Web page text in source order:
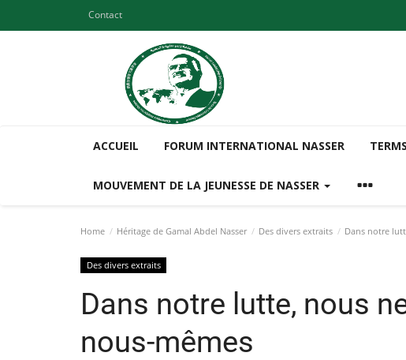
Contact
ACCUEIL FORUM INTERNATIONAL NASSER
MOUVEMENT DE LA JEUNESSE DE NASSER
Home Héritage de Gamal Abdel Nasser Des divers extraits Dans notre
Des divers extraits
Dans notre lutte, nous
nous-mêmes